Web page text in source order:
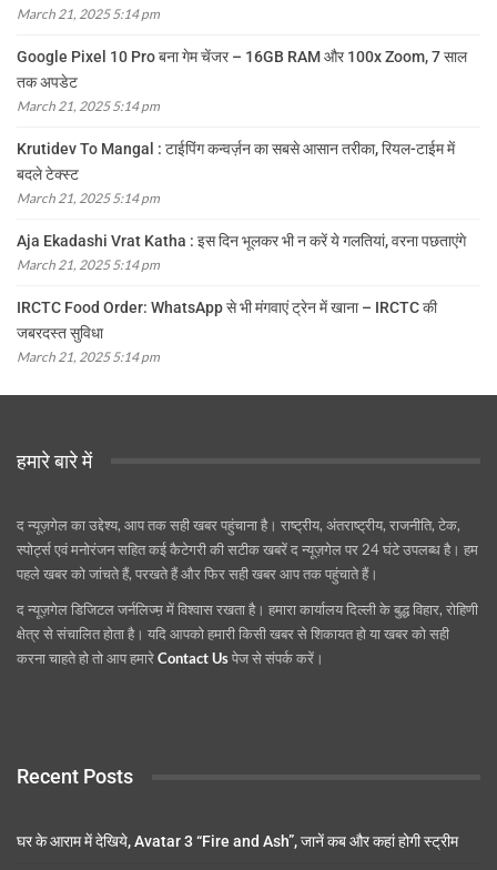
March 21, 2025 5:14 pm
Google Pixel 10 Pro बना गेम चेंजर – 16GB RAM और 100x Zoom, 7 साल
तक अपडेट
March 21, 2025 5:14 pm
Krutidev To Mangal : टाईपिंग कन्वर्ज़न का सबसे आसान तरीका, रियल-टाईम में
बदले टेक्स्ट
March 21, 2025 5:14 pm
Aja Ekadashi Vrat Katha : इस दिन भूलकर भी न करें ये गलतियां, वरना पछताएंगे
March 21, 2025 5:14 pm
IRCTC Food Order: WhatsApp से भी मंगवाएं ट्रेन में खाना – IRCTC की
जबरदस्त सुविधा
March 21, 2025 5:14 pm
हमारे बारे में
द न्यूज़गेल का उद्देश्य, आप तक सही खबर पहुंचाना है। राष्ट्रीय, अंतराष्ट्रीय, राजनीति, टेक,
स्पोर्ट्स एवं मनोरंजन सहित कई कैटेगरी की सटीक खबरें द न्यूज़गेल पर 24 घंटे उपलब्ध है। हम
पहले खबर को जांचते हैं, परखते हैं और फिर सही खबर आप तक पहुंचाते हैं।
द न्यूज़गेल डिजिटल जर्नलिज्म़ में विश्वास रखता है। हमारा कार्यालय दिल्ली के बुद्ध विहार, रोहिणी
क्षेत्र से संचालित होता है। यदि आपको हमारी किसी खबर से शिकायत हो या खबर को सही
करना चाहते हो तो आप हमारेContact Usपेज से संपर्क करें।
Recent Posts
घर के आराम में देखिये, Avatar 3 “Fire and Ash”, जानें कब और कहां होगी स्ट्रीम